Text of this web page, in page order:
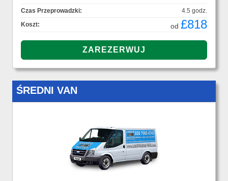
Czas Przeprowadzki:
4.5 godz.
Koszt:
od £818
ŚREDNI VAN